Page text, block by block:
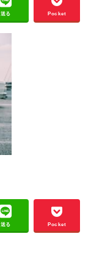
送る Pocket
送る Pocket